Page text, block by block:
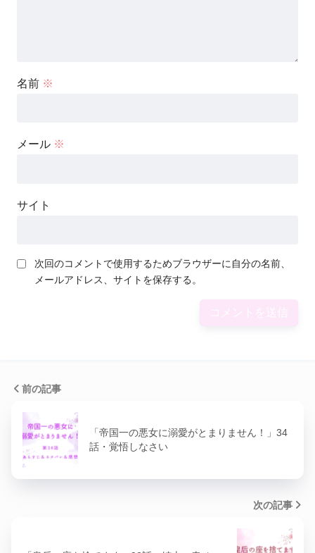
名前 ※
メール ※
サイト
次回のコメントで使用するためブラウザーに自分の名前、
メールアドレス、サイトを保存する。
前の記事
「帝国一の悪女に溺愛がとまりません！」34
話・覚悟しなさい
次の記事